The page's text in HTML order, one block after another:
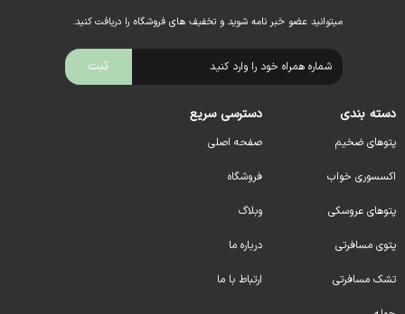
میتوانید عضو خبر نامه شوید و تخفیف های فروشگاه را دریافت کنید.
دسته بندی
پتوهای ضخیم
اکسسوری خواب
پتوهای عروسکی
پتوی مسافرتی
تشک مسافرتی
دسترسی سریع
صفحه اصلی
فروشگاه
وبلاگ
درباره ما
ارتباط با ما